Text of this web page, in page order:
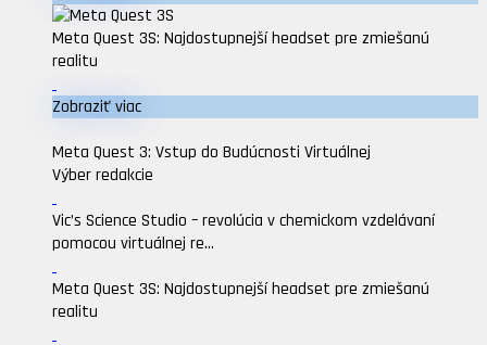
Meta Quest 3S: Najdostupnejší headset pre zmiešanú
realitu
Zobraziť viac
Meta Quest 3: Vstup do Budúcnosti Virtuálnej
Výber redakcie
Vic’s Science Studio – revolúcia v chemickom vzdelávaní
pomocou virtuálnej re...
Meta Quest 3S: Najdostupnejší headset pre zmiešanú
realitu